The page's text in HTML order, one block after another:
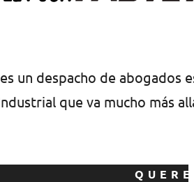
un despacho de abogados
que va mucho más